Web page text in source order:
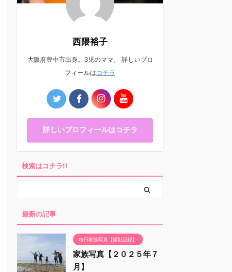
西隈裕子
大阪府豊中市出身。3児のママ。 詳しいプロ
フィールは コチラ
詳しいプロフィールはコチラ
検索はコチラ!!
最新の記事
毎日家族写真【撮影記録】
家族写真【２０２５年７
月】